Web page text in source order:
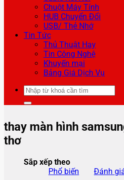
Chuột Máy Tính
HUB Chuyển Đổi
USB/ Thẻ Nhớ
Tin Tức
Thủ Thuật Hay
Tin Công Nghệ
Khuyến mại
Bảng Giá Dịch Vụ
Tìm
kiếm:
thay màn hình
thơ
Sắp xếp theo
Phổ biến
Đánh